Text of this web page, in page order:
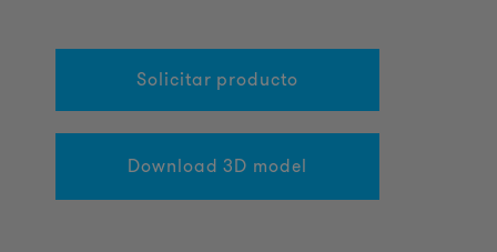
Solicitar producto
Download 3D model